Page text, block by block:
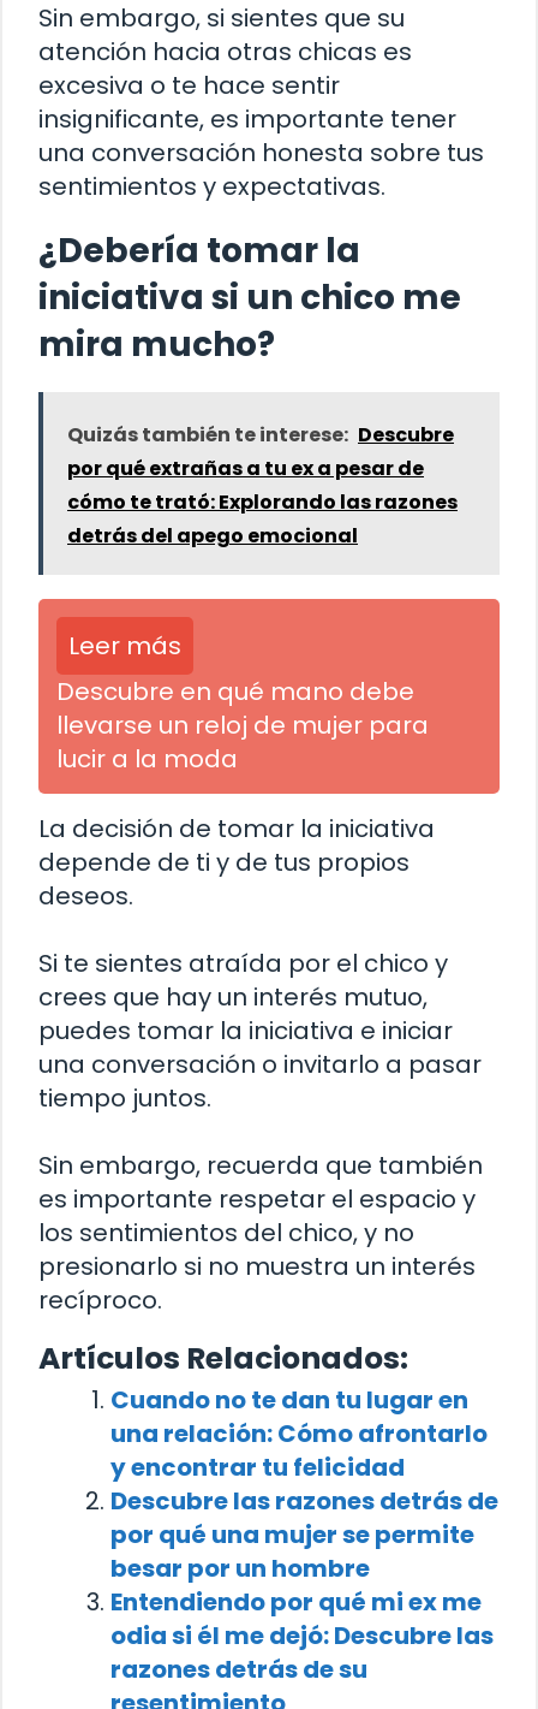
Sin embargo, si sientes que su
atención hacia otras chicas es
excesiva o te hace sentir
insignificante, es importante tener
una conversación honesta sobre tus
sentimientos y expectativas.
¿Debería tomar la
iniciativa si un chico me
mira mucho?
Quizás también te interese: Descubre
por qué extrañas a tu ex a pesar de
cómo te trató: Explorando las razones
detrás del apego emocional
Leer más
Descubre en qué mano debe
llevarse un reloj de mujer para
lucir a la moda
La decisión de tomar la iniciativa
depende de ti y de tus propios
deseos.
Si te sientes atraída por el chico y
crees que hay un interés mutuo,
puedes tomar la iniciativa e iniciar
una conversación o invitarlo a pasar
tiempo juntos.
Sin embargo, recuerda que también
es importante respetar el espacio y
los sentimientos del chico, y no
presionarlo si no muestra un interés
recíproco.
Artículos Relacionados:
Cuando no te dan tu lugar en
una relación: Cómo afrontarlo
y encontrar tu felicidad
Descubre las razones detrás de
por qué una mujer se permite
besar por un hombre
Entendiendo por qué mi ex me
odia si él me dejó: Descubre las
razones detrás de su